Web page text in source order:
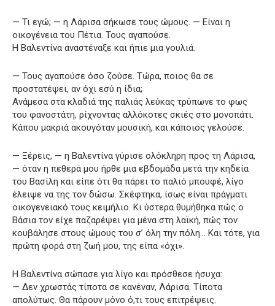
— Τι εγώ; — η Λάρισα σήκωσε τους ώμους. — Είναι η
οικογένεια του Πέτια. Τους αγαπούσε.
Η Βαλεντίνα αναστέναξε και ήπιε μια γουλιά.
— Τους αγαπούσε όσο ζούσε. Τώρα, ποιος θα σε
προστατέψει, αν όχι εσύ η ίδια;
Ανάμεσα στα κλαδιά της παλιάς λεύκας τρύπωνε το φως
του φανοστάτη, ρίχνοντας αλλόκοτες σκιές στο μονοπάτι.
Κάπου μακριά ακουγόταν μουσική, και κάποιος γελούσε.
— Ξέρεις, — η Βαλεντίνα γύρισε ολόκληρη προς τη Λάρισα,
— όταν η πεθερά μου ήρθε μια εβδομάδα μετά την κηδεία
του Βασίλη και είπε ότι θα πάρει το παλιό μπουφέ, λίγο
έλειψε να της τον δώσω. Σκέφτηκα, ίσως είναι πράγματι
οικογενειακό τους κειμήλιο. Κι ύστερα θυμήθηκα πώς ο
Βάσια τον είχε παζαρέψει για μένα στη λαϊκή, πώς τον
κουβάλησε στους ώμους του σ’ όλη την πόλη… Και τότε, για
πρώτη φορά στη ζωή μου, της είπα «όχι».
Η Βαλεντίνα σώπασε για λίγο και πρόσθεσε ήσυχα:
— Δεν χρωστάς τίποτα σε κανέναν, Λάρισα. Τίποτα
απολύτως. Θα πάρουν μόνο ό,τι τους επιτρέψεις.